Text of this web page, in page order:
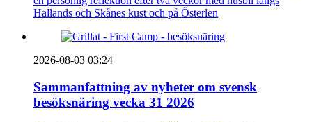
Hallands och Skånes kust och på Österlen
2026-08-03 03:24
Sammanfattning av nyheter om svensk
besöksnäring vecka 31 2026